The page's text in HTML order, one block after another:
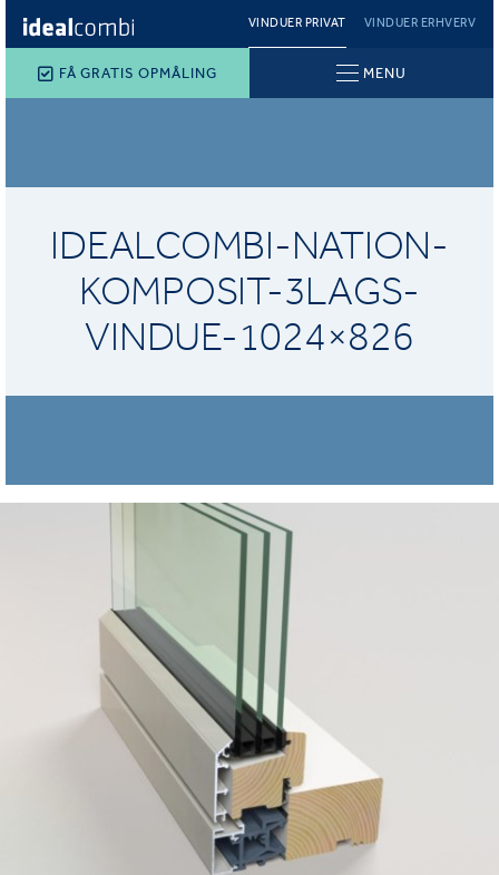
VINDUER PRIVAT VINDUER ERHVERV
FÅ GRATIS OPMÅLING MENU
IDEALCOMBI-NATION-
KOMPOSIT-3LAGS-
VINDUE-1024×826